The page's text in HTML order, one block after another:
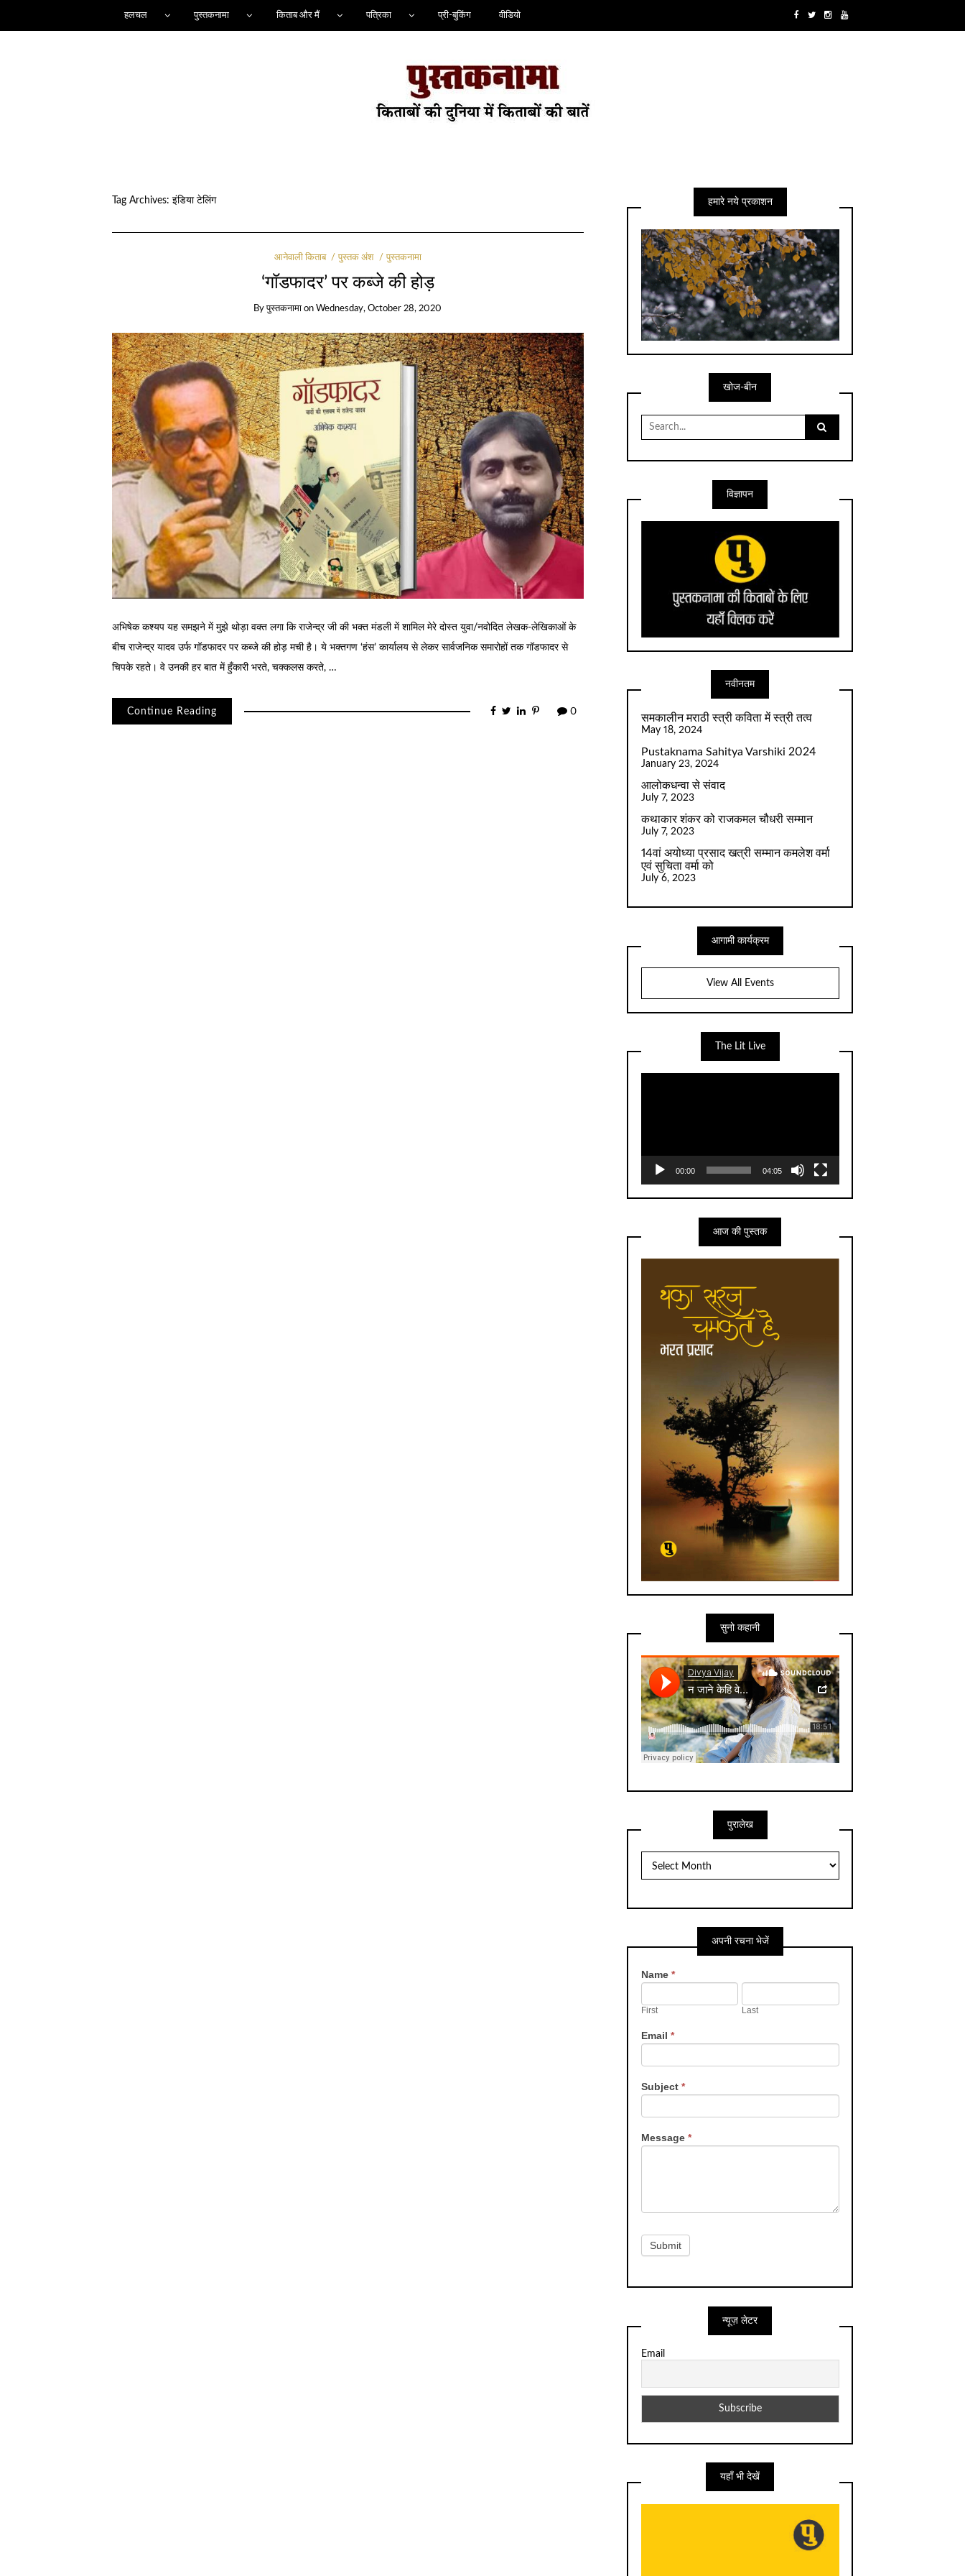
हलचल पुस्तकनामा किताब और मैं पत्रिका प्री-बुकिंग वीडियो
Tag Archives: इंडिया टेलिंग
आनेवाली किताब पुस्तक अंश पुस्तकनामा
‘गॉडफादर’ पर कब्जे की होड़
Byपुस्तकनामा onWednesday, October 28, 2020
अभिषेक कश्यप यह समझने में मुझे थोड़ा वक्त लगा कि राजेन्द्र जी की भक्त मंडली में शामिल मेरे दोस्त युवा/नवोदित लेखक-लेखिकाओं के
बीच राजेन्द्र यादव उर्फ गॉडफादर पर कब्जे की होड़ मची है। ये भक्तगण ‘हंस’ कार्यालय से लेकर सार्वजनिक समारोहों तक गॉडफादर से
चिपके रहते। वे उनकी हर बात में हुँकारी भरते, चक्कलस करते, …
Continue Reading 0
हमारे नये प्रकाशन
खोज-बीन
Search
for:
विज्ञापन
नवीनतम
समकालीन मराठी स्त्री कविता में स्त्री तत्व
May 18, 2024
Pustaknama Sahitya Varshiki 2024
January 23, 2024
आलोकधन्वा से संवाद
July 7, 2023
कथाकार शंकर को राजकमल चौधरी सम्मान
July 7, 2023
14वां अयोध्या प्रसाद खत्री सम्मान कमलेश वर्मा
एवं सुचिता वर्मा को
July 6, 2023
आगामी कार्यक्रम
View All Events
The Lit Live
00:00 04:05
आज की पुस्तक
सुनो कहानी
पुरालेख
अपनी रचना भेजें
Contact
Us
Name *
First Last
Email *
Subject *
Message *
Submit
न्यूज़ लेटर
Email
यहाँ भी देखें